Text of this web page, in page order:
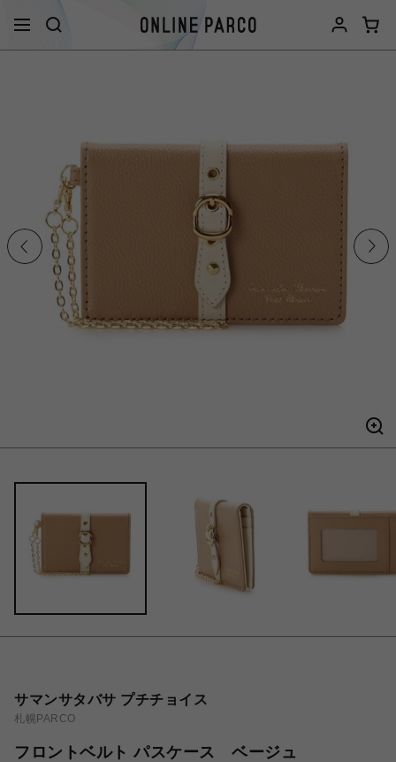
サマンサタバサ プチチョイス
札幌PARCO
フロントベルト パスケース ベージュ